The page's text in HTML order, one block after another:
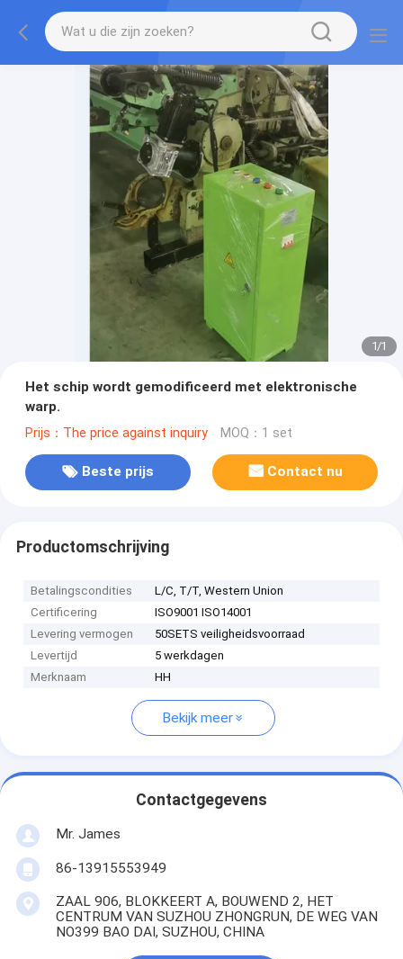
1/1
Het schip wordt gemodificeerd met elektronische
warp.
Prijs：The price against inquiry MOQ：1 set
Beste prijs Contact nu
Productomschrijving
Betalingscondities
L/C, T/T, Western Union
Certificering
ISO9001 ISO14001
Levering vermogen
50SETS veiligheidsvoorraad
Levertijd
5 werkdagen
Merknaam
HH
Bekijk meer
Contactgegevens
Mr. James
86-13915553949
ZAAL 906, BLOKKEERT A, BOUWEND 2, HET
CENTRUM VAN SUZHOU ZHONGRUN, DE WEG VAN
NO399 BAO DAI, SUZHOU, CHINA